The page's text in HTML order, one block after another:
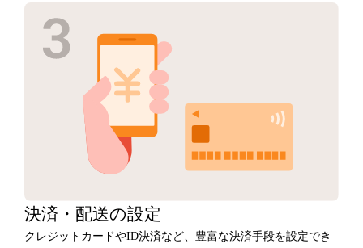
決済・ 配送の設定
クレジットカードやID決済など、豊富な決済手段を設定でき